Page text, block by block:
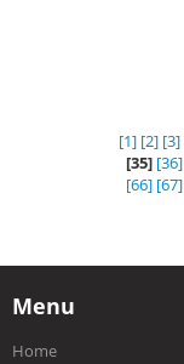
[1] [2] [3]
[35] [36]
[66] [67]
Menu
Home